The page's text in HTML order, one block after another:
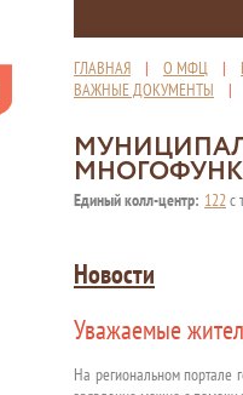
ГЛАВНАЯ | О МФЦ |
ВАЖНЫЕ ДОКУМЕНТЫ
Единый колл-центр: 122с
Новости
Уважаемые
На региональном портале